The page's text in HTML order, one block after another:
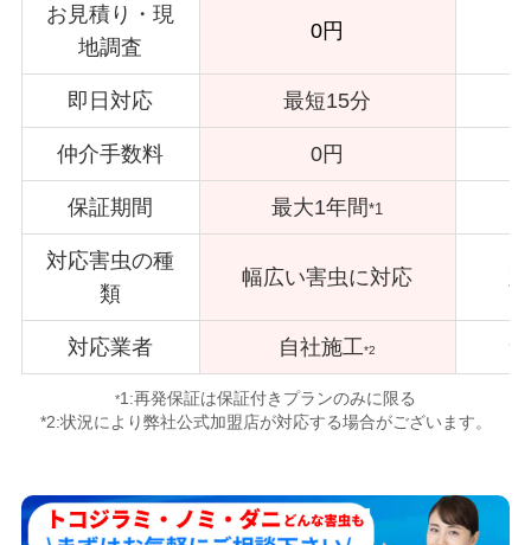
お見積り・現
地調査
0円
即日対応 最短15分
仲介手数料 0円
保証期間 最大1年間*1
対応害虫の種
類
幅広い害虫に対応
対応業者 自社施工*2
*1:再発保証は保証付きプランのみに限る
*2:状況により弊社公式加盟店が対応する場合がございます。